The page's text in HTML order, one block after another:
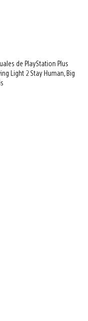
de PlayStation Plus
Light 2 Stay Human, Big